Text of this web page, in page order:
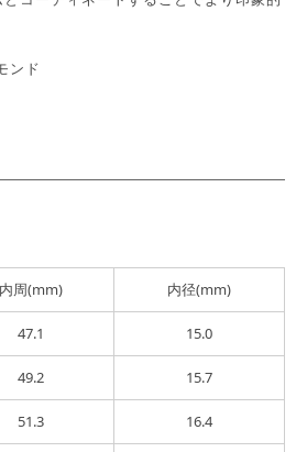
ンド
内周(mm) 内径(mm)
47.1 15.0
49.2 15.7
51.3 16.4